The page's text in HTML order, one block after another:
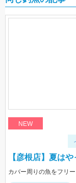
NEW
【彦根店】夏は